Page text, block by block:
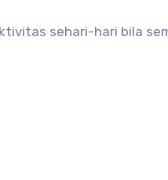
sehari-hari bila